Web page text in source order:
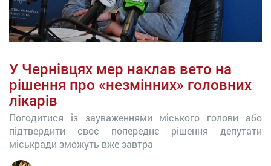
У Чернівцях мер наклав вето на
рішення про «незмінних» головних
лікарів
Погодитися із зауваженнями міського голови або
підтвердити своє попереднє рішення депутати
міськради зможуть вже завтра